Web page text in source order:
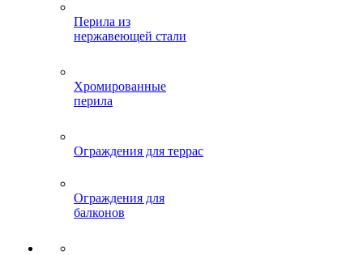
Перила из
нержавеющей стали
Хромированные
перила
Ограждения для террас
Ограждения для
балконов